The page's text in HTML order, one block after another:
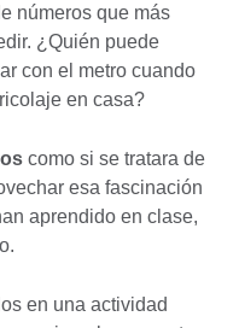
números que más
¿Quién puede
con el metro cuando
en casa?
como si se tratara de
esa fascinación
aprendido en clase,
en una actividad